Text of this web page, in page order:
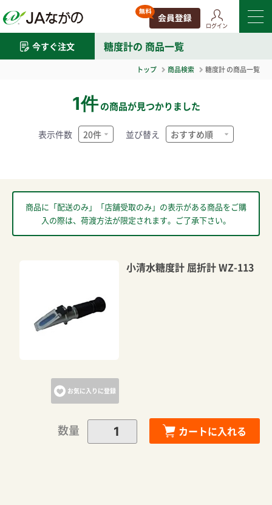
ログイン
今すぐ注文 糖度計の 商品一覧
トップ 商品検索 糖度計の商品一覧
1件 の商品が見つかりました
表示件数 並び替え
商品に「配送のみ」「店舗受取のみ」の表示がある商品をご購
入の際は、荷渡方法が限定されます。ご了承下さい。
お気に入りに登録
小清水糖度計 屈折計 WZ-113
数量 カートに入れる
カートに追加しました。